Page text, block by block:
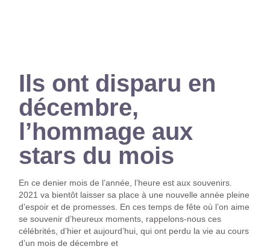
Ils ont disparu en
décembre,
l’hommage aux
stars du mois
En ce denier mois de l’année, l’heure est aux souvenirs.
2021 va bientôt laisser sa place à une nouvelle année pleine
d’espoir et de promesses. En ces temps de fête où l’on aime
se souvenir d’heureux moments, rappelons-nous ces
célébrités, d’hier et aujourd’hui, qui ont perdu la vie au cours
d’un mois de décembre et